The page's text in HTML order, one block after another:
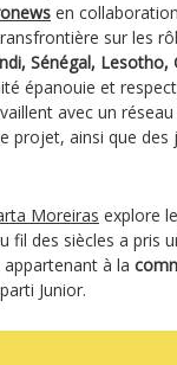
en
sur les
Sénégal, Lesotho,
épanouie et
avec un
projet, ainsi que des
Moreiras explore
fil des siècles a pris
à la
Junior.